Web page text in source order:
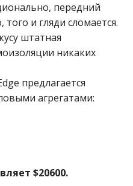
передний
и гляди сломается.
штатная
никаких
предлагается
агрегатами:
$20600.